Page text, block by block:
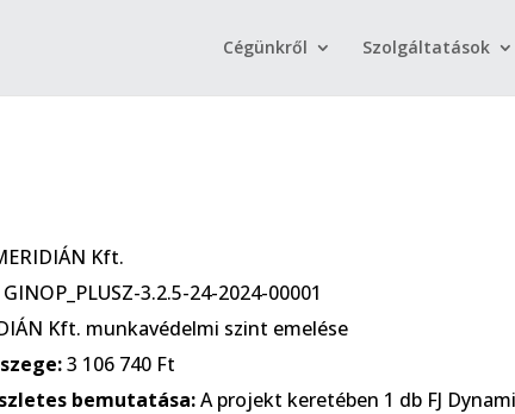
Cégünkről Szolgáltatások
Kft.
GINOP_PLUSZ-3.2.5-24-2024-00001
Kft. munkavédelmi szint emelése
3 106 740 Ft
bemutatása:A projekt keretében 1 db FJ